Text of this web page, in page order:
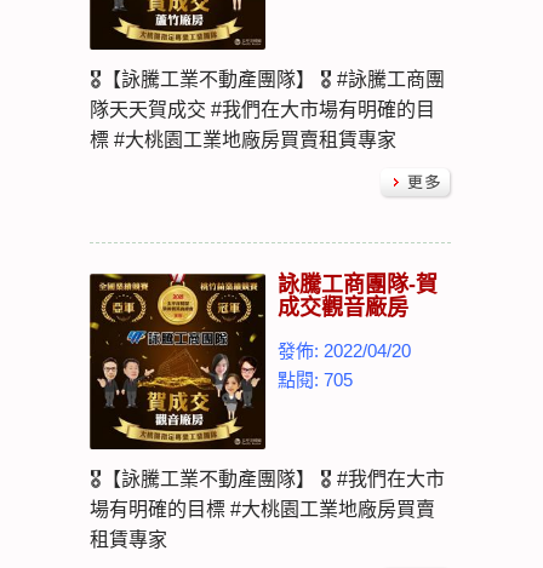
🎖【詠騰工業不動產團隊】 🎖 #詠騰工商團
隊天天賀成交 #我們在大市場有明確的目
標 #大桃園工業地廠房買賣租賃專家
詠騰工商團隊-賀
成交觀音廠房
發佈: 2022/04/20
點閱: 705
🎖【詠騰工業不動產團隊】 🎖 #我們在大市
場有明確的目標 #大桃園工業地廠房買賣
租賃專家